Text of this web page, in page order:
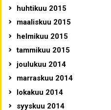
huhtikuu 2015
maaliskuu 2015
helmikuu 2015
tammikuu 2015
joulukuu 2014
marraskuu 2014
lokakuu 2014
syyskuu 2014